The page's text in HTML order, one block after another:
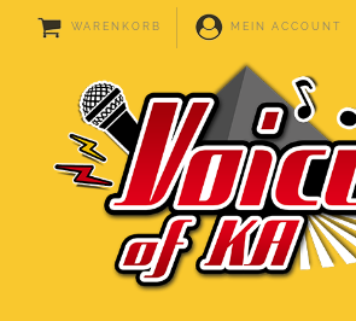
WARENKORB MEIN ACCOUNT